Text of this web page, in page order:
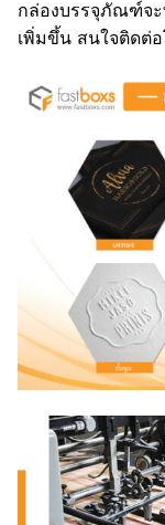
กล่องบรรจุภัณฑ์จ
เพิ่มขึ้น สนใจติดต่